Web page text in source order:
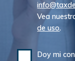
Vea
de uso.
Doy mi